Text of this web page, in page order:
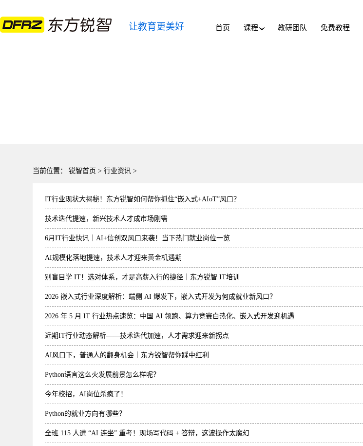
让教育更美好 首页 课程› 教研团队 免费教程
当前位置： 锐智首页 > 行业资讯 >
IT行业现状大揭秘！东方锐智如何帮你抓住“嵌入式+AIoT”风口？
技术迭代提速，新兴技术人才成市场刚需
6月IT行业快讯｜AI+信创双风口来袭！当下热门就业岗位一览
AI规模化落地提速，技术人才迎来黄金机遇期
别盲目学 IT！选对体系，才是高薪入行的捷径｜东方锐智 IT培训
2026 嵌入式行业深度解析：端侧 AI 爆发下，嵌入式开发为何成就业新风口？
2026 年 5 月 IT 行业热点速览：中国 AI 领跑、算力竞赛白热化、嵌入式开发迎机遇
近期IT行业动态解析——技术迭代加速，人才需求迎来新拐点
AI风口下，普通人的翻身机会｜东方锐智帮你踩中红利
Python语言这么火发展前景怎么样呢？
今年校招，AI岗位杀疯了！
Python的就业方向有哪些？
全班 115 人遭 “AI 连坐” 重考！现场写代码 + 答辩，这波操作太魔幻